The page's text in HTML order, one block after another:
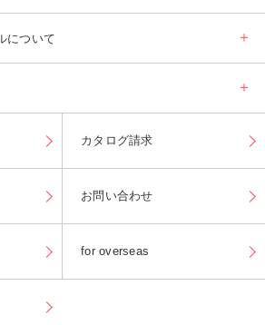
について
カタログ請求
お問い合わせ
for overseas